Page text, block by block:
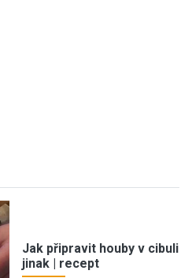
Jak připravit houby v cibuli
jinak | recept